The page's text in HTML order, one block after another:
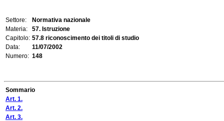
Settore:
Normativa nazionale
Materia:
57. Istruzione
Capitolo: 57.8 riconoscimento dei titoli di studio
Data:
11/07/2002
Numero: 148
Sommario
Art. 1.
Art. 2.
Art. 3.